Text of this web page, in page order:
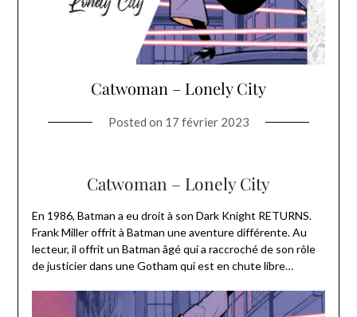
Catwoman – Lonely City
Posted on 17 février 2023
Catwoman – Lonely City
En 1986, Batman a eu droit à son Dark Knight RETURNS.
Frank Miller offrit à Batman une aventure différente. Au
lecteur, il offrit un Batman âgé qui a raccroché de son rôle
de justicier dans une Gotham qui est en chute libre…